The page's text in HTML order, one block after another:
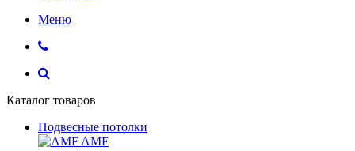
Меню
Каталог товаров
Подвесные потолки
AMF